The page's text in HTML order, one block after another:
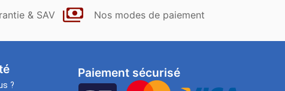
& SAV Nos modes de paiement
?
Paiement sécurisé